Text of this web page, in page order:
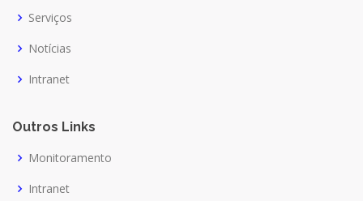
Serviços
Notícias
Intranet
Outros Links
Monitoramento
Intranet